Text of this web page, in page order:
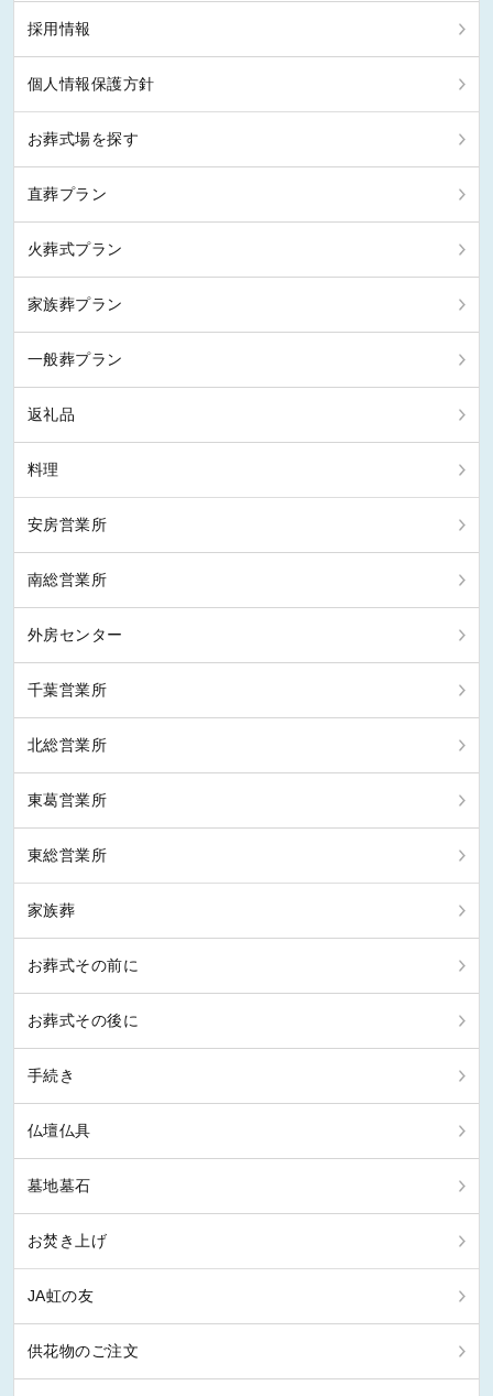
採用情報
個人情報保護方針
お葬式場を探す
直葬プラン
火葬式プラン
家族葬プラン
一般葬プラン
返礼品
料理
安房営業所
南総営業所
外房センター
千葉営業所
北総営業所
東葛営業所
東総営業所
家族葬
お葬式その前に
お葬式その後に
手続き
仏壇仏具
墓地墓石
お焚き上げ
JA虹の友
供花物のご注文